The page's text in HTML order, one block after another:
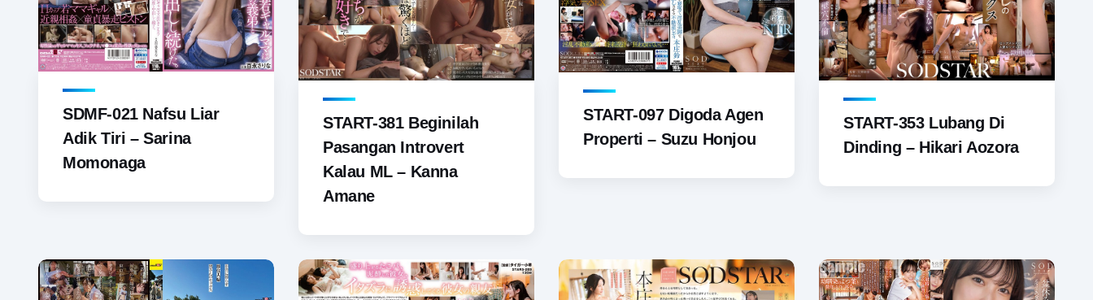
SDMF-021 Nafsu Liar
Adik Tiri – Sarina
Momonaga
START-381 Beginilah
Pasangan Introvert
Kalau ML – Kanna
Amane
START-097 Digoda Agen
Properti – Suzu Honjou
START-353 Lubang Di
Dinding – Hikari Aozora